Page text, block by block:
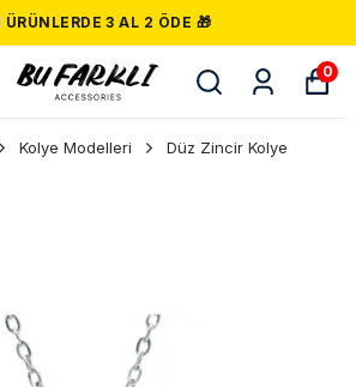
ÜRÜNLERDE 3 AL 2 ÖDE 🎁
0
Kolye Modelleri Düz Zincir Kolye